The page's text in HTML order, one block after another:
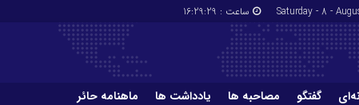
ساعت : 16:29:30
گفتگو مصاحبه ها یادداشت ها ماهنامه حائر